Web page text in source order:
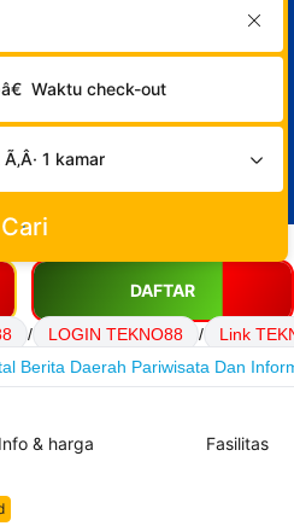
Waktu check-out
1 kamar
Cari
DAFTAR
/ LOGIN TEKNO88 /
Link
Berita Daerah Pariwisata Dan
Info & harga Fasilitas